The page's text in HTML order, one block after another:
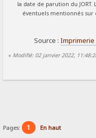
la date de parution du
éventuels mentionnés
Source : Imprimerie
« Modifié: 02 janvier 2022,
Pages: 1 En haut